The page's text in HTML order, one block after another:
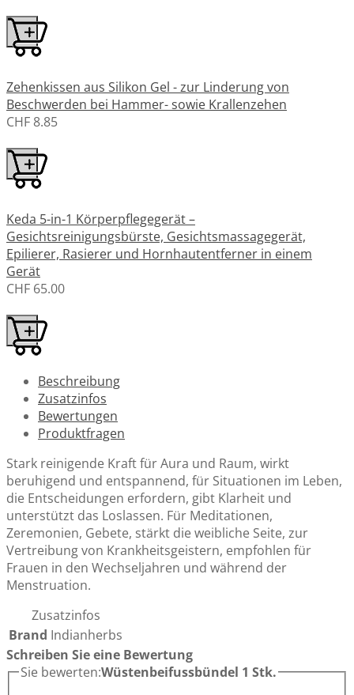
Zehenkissen aus Silikon Gel - zur Linderung von
Beschwerden bei Hammer- sowie Krallenzehen
CHF 8.85
Keda 5-in-1 Körperpflegegerät –
Gesichtsreinigungsbürste, Gesichtsmassagegerät,
Epilierer, Rasierer und Hornhautentferner in einem
Gerät
CHF 65.00
Beschreibung
Zusatzinfos
Bewertungen
Produktfragen
Stark reinigende Kraft für Aura und Raum, wirkt
beruhigend und entspannend, für Situationen im Leben,
die Entscheidungen erfordern, gibt Klarheit und
unterstützt das Loslassen. Für Meditationen,
Zeremonien, Gebete, stärkt die weibliche Seite, zur
Vertreibung von Krankheitsgeistern, empfohlen für
Frauen in den Wechseljahren und während der
Menstruation.
Zusatzinfos
Brand Indianherbs
Schreiben Sie eine Bewertung
Sie bewerten:Wüstenbeifussbündel 1 Stk.